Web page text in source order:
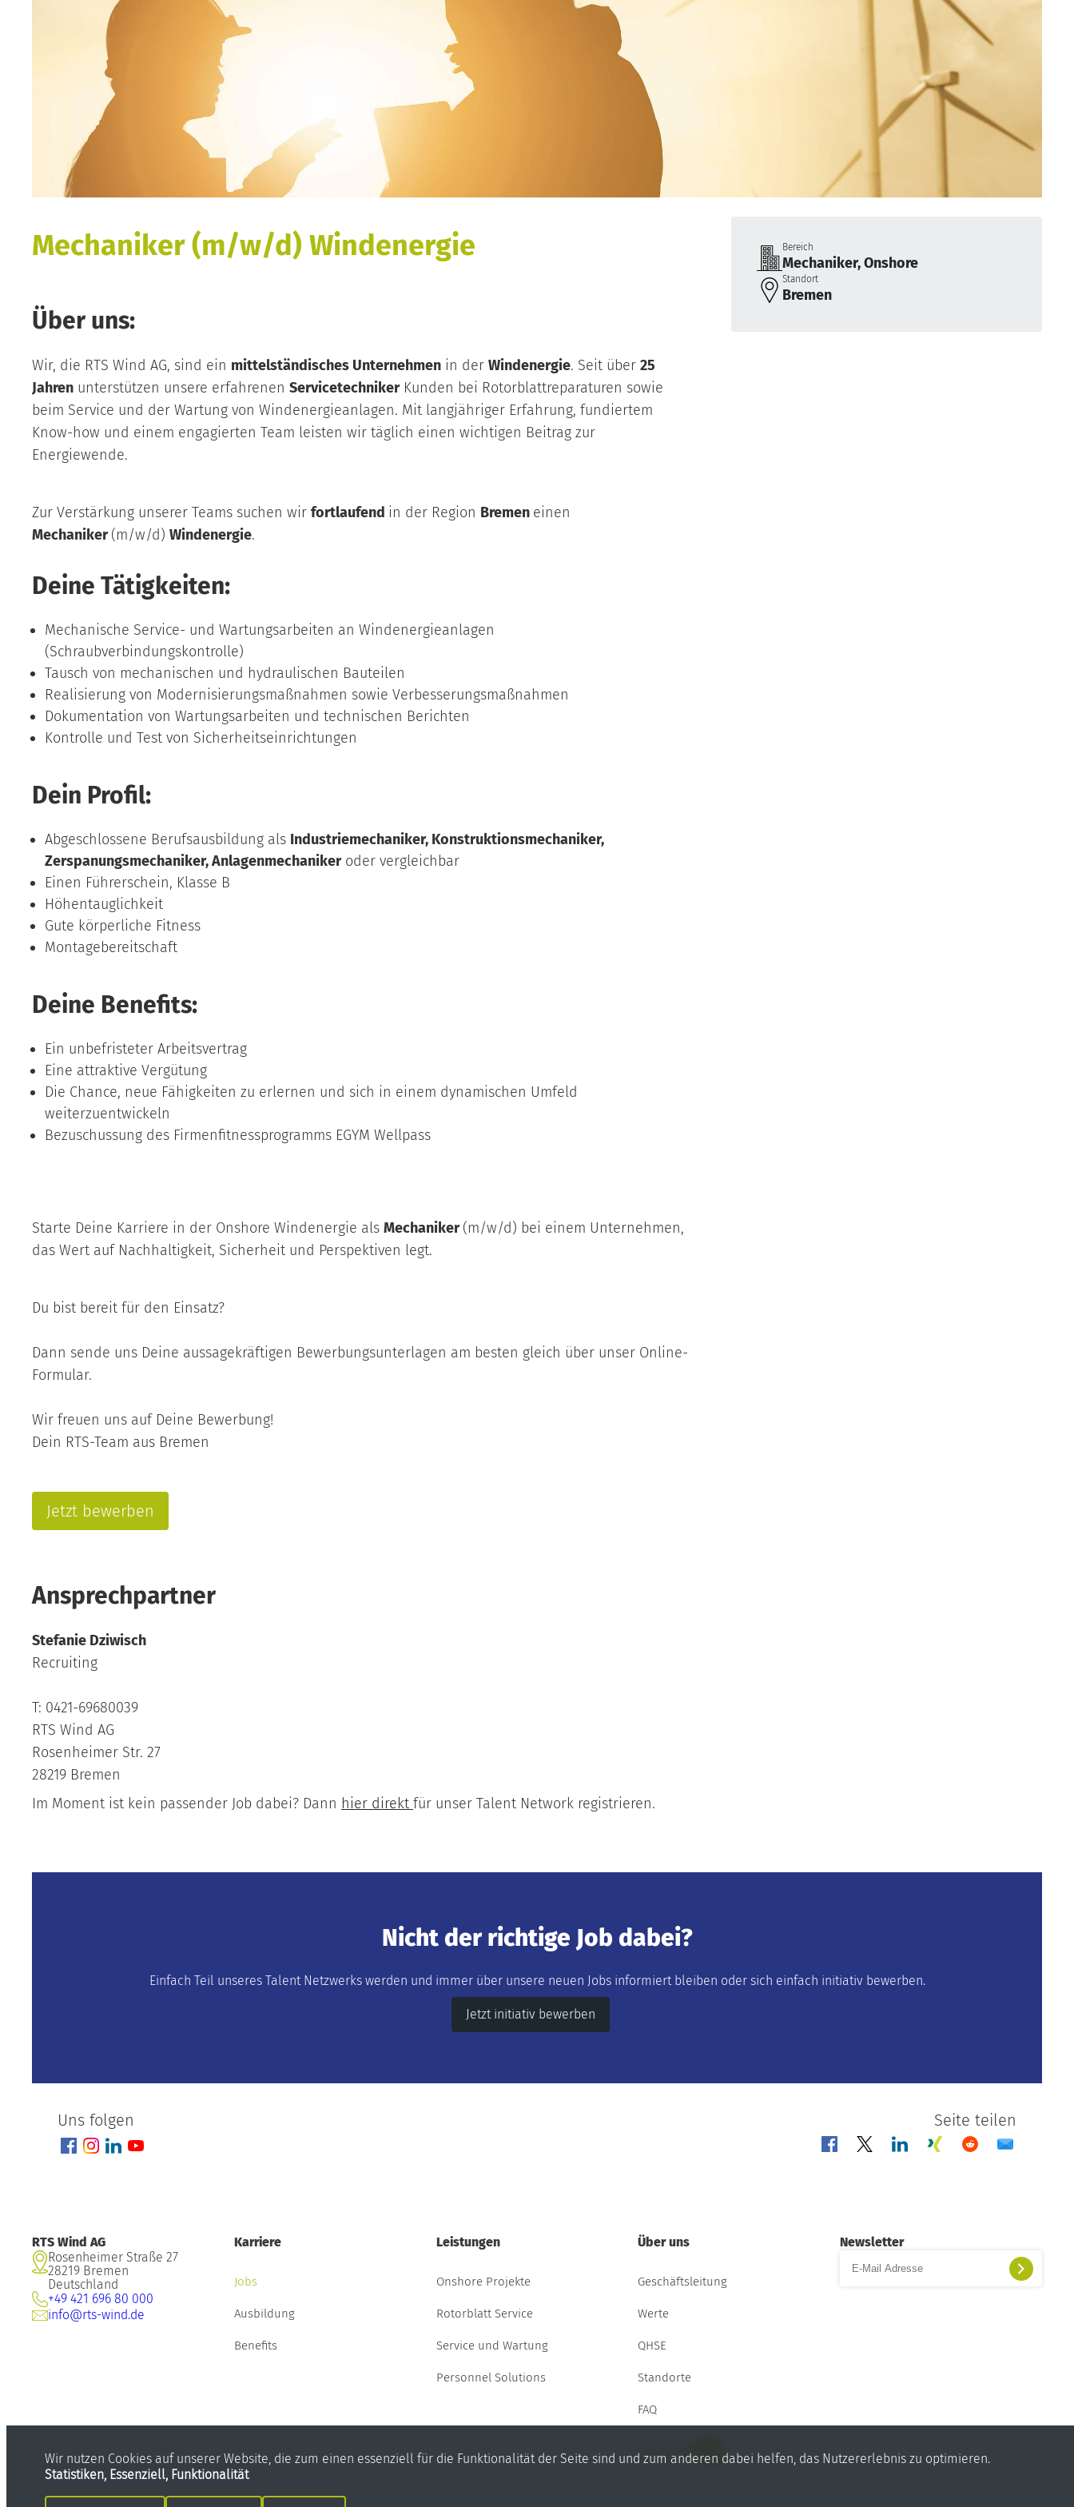
Mechaniker (m/w/d) Windenergie
Deine Benefits:
Ein unbefristeter Arbeitsvertrag
Eine attraktive Vergütung
Die Chance, neue Fähigkeiten zu erlernen und sich in einem dynamischen Umfeld
weiterzuentwickeln
Bezuschussung des Firmenfitnessprogramms EGYM Wellpass
Deine Tätigkeiten:
Mechanische Service- und Wartungsarbeiten an Windenergieanlagen
(Schraubverbindungskontrolle)
Tausch von mechanischen und hydraulischen Bauteilen
Realisierung von Modernisierungsmaßnahmen sowie Verbesserungsmaßnahmen
Dokumentation von Wartungsarbeiten und technischen Berichten
Kontrolle und Test von Sicherheitseinrichtungen
Dein Profil:
Abgeschlossene Berufsausbildung als Industriemechaniker, Konstruktionsmechaniker,
Zerspanungsmechaniker, Anlagenmechanikeroder vergleichbar
Einen Führerschein, Klasse B
Höhentauglichkeit
Gute körperliche Fitness
Montagebereitschaft
Über uns:
Wir, die RTS Wind AG, sind ein mittelständisches Unternehmen in der Windenergie. Seit über 25
Jahren unterstützen unsere erfahrenen ServicetechnikerKunden bei Rotorblattreparaturen sowie
beim Service und der Wartung von Windenergieanlagen. Mit langjähriger Erfahrung, fundiertem
Know-how und einem engagierten Team leisten wir täglich einen wichtigen Beitrag zur
Energiewende.
Zur Verstärkung unserer Teams suchen wir fortlaufend in der Region Bremen einen
Mechaniker(m/w/d) Windenergie.
Starte Deine Karriere in der Onshore Windenergie als Mechaniker(m/w/d) bei einem Unternehmen,
das Wert auf Nachhaltigkeit, Sicherheit und Perspektiven legt.
Du bist bereit für den Einsatz?
Dann sende uns Deine aussagekräftigen Bewerbungsunterlagen am besten gleich über unser Online-
Formular.
Wir freuen uns auf Deine Bewerbung!
Dein RTS-Team aus Bremen
Jetzt bewerben
Ansprechpartner
Stefanie Dziwisch
Recruiting
T: 0421-69680039
RTS Wind AG
Rosenheimer Str. 27
28219 Bremen
Im Moment ist kein passender Job dabei? Dann hier direkt für unser Talent Network registrieren.
Bereich
Mechaniker, Onshore
Standort
Bremen
Nicht der richtige Job dabei?
Einfach Teil unseres Talent Netzwerks werden und immer über unsere neuen Jobs informiert bleiben oder sich einfach initiativ bewerben.
Jetzt initiativ bewerben
Uns folgen Seite teilen
RTS Wind AG
Rosenheimer Straße 27
28219 Bremen
Deutschland
+49 421 696 80 000
info@rts-wind.de
Karriere
Jobs
Ausbildung
Benefits
Leistungen
Onshore Projekte
Rotorblatt Service
Service und Wartung
Personnel Solutions
Über uns
Geschäftsleitung
Werte
QHSE
Standorte
FAQ
Facebook
Newsletter
Wir nutzen Cookies auf unserer Website, die zum einen essenziell für die Funktionalität der Seite sind und zum anderen dabei helfen, das Nutzererlebnis zu optimieren.
Statistiken, Essenziell, Funktionalität